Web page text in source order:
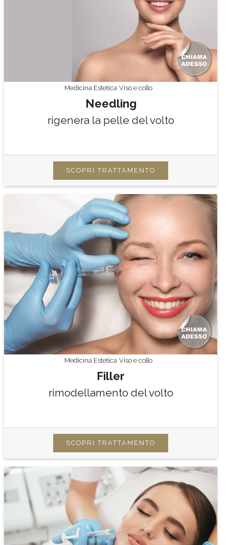
Medicina Estetica Viso e collo
Needling
rigenera la pelle del volto
SCOPRI TRATTAMENTO
Medicina Estetica Viso e collo
Filler
rimodellamento del volto
SCOPRI TRATTAMENTO